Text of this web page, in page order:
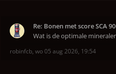
Re: Bonen met score SCA
robinfcb, wo 05 aug 2026, 19:54